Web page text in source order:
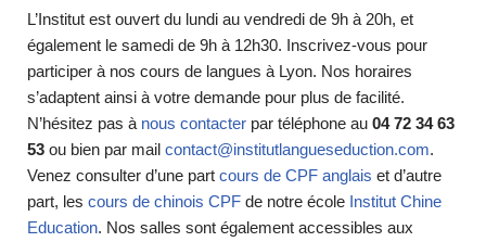
L’Institut est ouvert du lundi au vendredi de 9h à 20h, et
également le samedi de 9h à 12h30. Inscrivez-vous pour
participer à nos cours de langues à Lyon. Nos horaires
s’adaptent ainsi à votre demande pour plus de facilité.
N’hésitez pas à nous contacter par téléphone au 04 72 34 63
53 ou bien par mail contact@institutlangueseduction.com.
Venez consulter d’une part cours de CPF anglais et d’autre
part, les cours de chinois CPF de notre école Institut Chine
Education. Nos salles sont également accessibles aux